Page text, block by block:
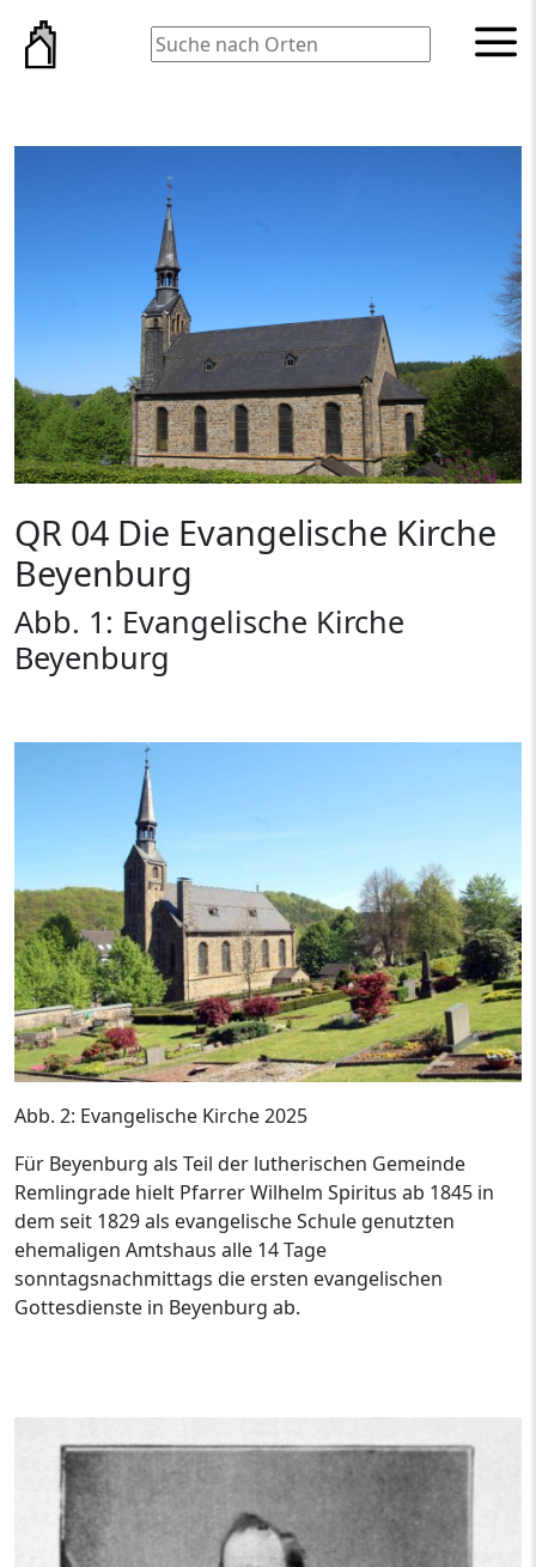
Suchen
QR 04 Die Evangelische Kirche
Beyenburg
Abb. 1: Evangelische Kirche
Beyenburg
Abb. 2: Evangelische Kirche 2025
Für Beyenburg als Teil der lutherischen Gemeinde
Remlingrade hielt Pfarrer Wilhelm Spiritus ab 1845 in
dem seit 1829 als evangelische Schule genutzten
ehemaligen Amtshaus alle 14 Tage
sonntagsnachmittags die ersten evangelischen
Gottesdienste in Beyenburg ab.